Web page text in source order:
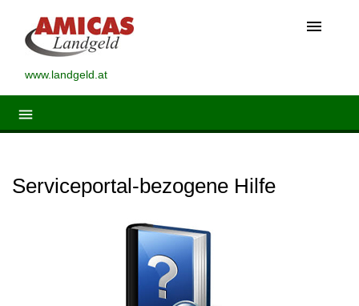
menu
www.landgeld.at
menu
Serviceportal-bezogene Hilfe